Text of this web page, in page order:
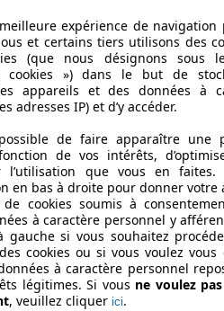
expérience de navigation
et certains tiers utilisons des
(que nous désignons sous
») dans le but de
appareils et des données à
adresses IP) et d’y accéder.
de faire apparaître une
de vos intérêts,
l’utilisation que vous en faites.
en bas à droite pour donner votre
cookies soumis à
à caractère personnel y
gauche si vous souhaitez
cookies ou si vous voulez vous
à caractère personnel
légitimes. Si vous ne voulez
, veuillez cliquer ici.